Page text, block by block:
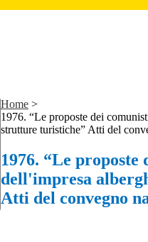
Home >
1976. “Le proposte dei
strutture turistiche” Atti del
1976. “Le
dell'impresa
Atti del convegno